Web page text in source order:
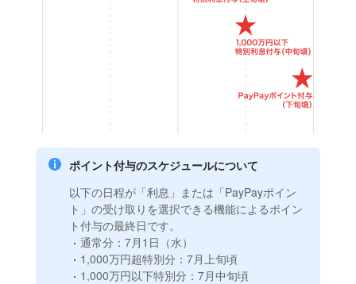
ポイント付与のスケジュールについて
以下の日程が「利息」または「PayPayポイン
ト」の受け取りを選択できる機能によるポイン
ト付与の最終日です。
通常分：7月1日（水）
1,000万円超特別分：7月上旬頃
1,000万円以下特別分：7月中旬頃